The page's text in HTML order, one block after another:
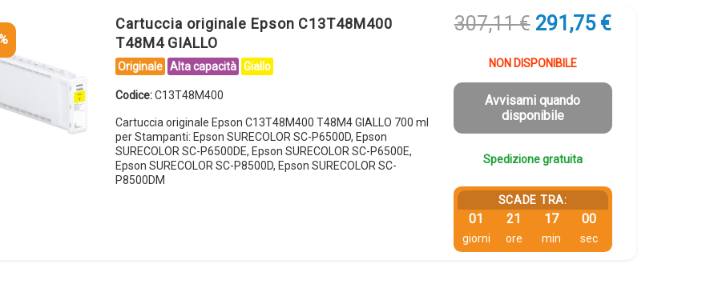
Cartuccia originale Epson C13T48M400
T48M4 GIALLO
Originale Alta capacità Giallo
Codice:C13T48M400
Cartuccia originale Epson C13T48M400 T48M4 GIALLO 700 ml
per Stampanti: Epson SURECOLOR SC-P6500D, Epson
SURECOLOR SC-P6500DE, Epson SURECOLOR SC-P6500E,
Epson SURECOLOR SC-P8500D, Epson SURECOLOR SC-
P8500DM
307,11€ Il
prezzo
originale
era:
307,11 €.
291,75 €Il
è:
NON DISPONIBILE
Avvisami quando
disponibile
Spedizione gratuita
SCADE TRA:
01
giorni
21
ore
16
min
59
sec